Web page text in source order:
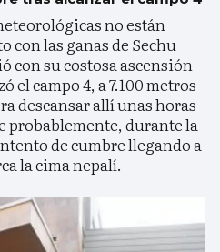
no están
con las ganas de Sechu
con su costosa ascensión
el campo 4, a 7.100 metros
descansar allí unas horas
probablemente, durante la
de cumbre llegando a
la cima nepalí.